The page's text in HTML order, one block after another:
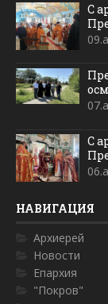
С
С
НАВИГАЦИЯ
Архиерей
Новости
Епархия
"Покров"